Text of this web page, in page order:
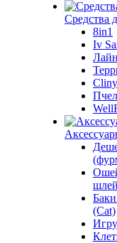
Средства
8in1
Iv
Cliny
(Cat)